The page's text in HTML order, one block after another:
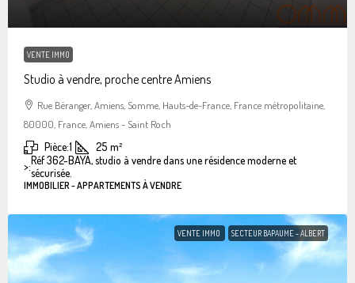
VENTE IMMO
Studio à vendre, proche centre Amiens
Rue Béranger, Amiens, Somme, Hauts-de-France, France métropolitaine,
80000, France, Amiens - Saint Roch
Pièce:1 25 m²
>:Réf 362-BAYA, studio à vendre dans une résidence moderne et
sécurisée.
IMMOBILIER - APPARTEMENTS À VENDRE
VENTE IMMO SECTEUR BAPAUME - ALBERT